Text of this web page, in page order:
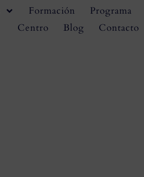
Formación
Programa
Centro
Blog Contacto